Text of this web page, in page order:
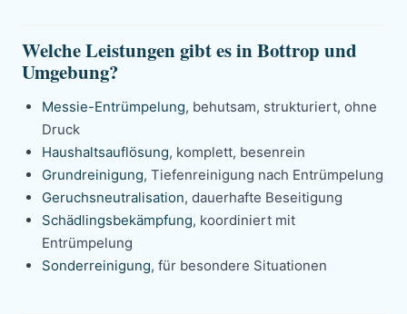
Welche Leistungen gibt es in Bottrop und
Umgebung?
Messie-Entrümpelung, behutsam, strukturiert, ohne
Druck
Haushaltsauflösung, komplett, besenrein
Grundreinigung, Tiefenreinigung nach Entrümpelung
Geruchsneutralisation, dauerhafte Beseitigung
Schädlingsbekämpfung, koordiniert mit
Entrümpelung
Sonderreinigung, für besondere Situationen